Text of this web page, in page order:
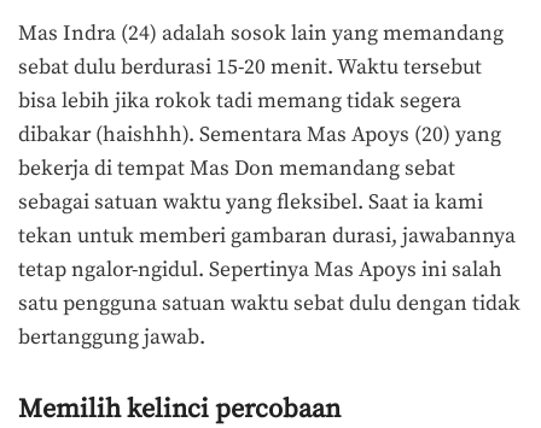
Mas Indra (24) adalah sosok lain yang memandang
sebat dulu berdurasi 15-20 menit. Waktu tersebut
bisa lebih jika rokok tadi memang tidak segera
dibakar (haishhh). Sementara Mas Apoys (20) yang
bekerja di tempat Mas Don memandang sebat
sebagai satuan waktu yang fleksibel. Saat ia kami
tekan untuk memberi gambaran durasi, jawabannya
tetap ngalor-ngidul. Sepertinya Mas Apoys ini salah
satu pengguna satuan waktu sebat dulu dengan tidak
bertanggung jawab.
Memilih kelinci percobaan